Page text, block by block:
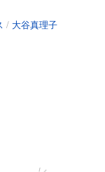
/ 大谷真理子